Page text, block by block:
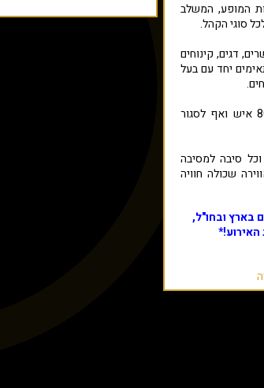
המופע, המשלב
סוגי הקהל.
דגים, קינוחים
יחד עם בעל
ב"פאנץ' ליין" ניתן לערוך אירועים אינטימיים של עד 80 איש ואף לסגור
סיבה למסיבה
שכולה חוויה
בארץ ובחו"ל,
האירוע!*